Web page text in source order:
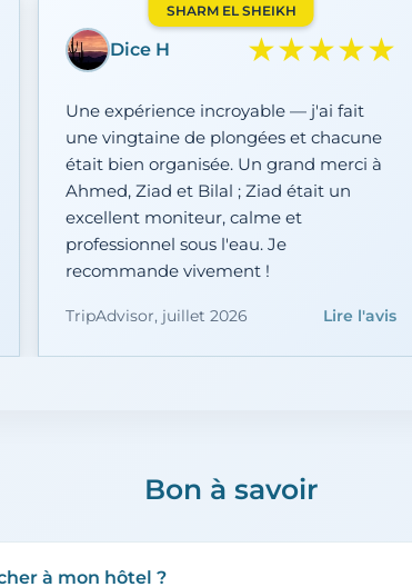
SHARM EL SHEIKH
Liv S ★★★★★
Ça vaut chaque centime pour la
journée complète. Deux arrêts
snorkeling et une sortie à White Island,
et tout le personnel était si arrangeant
et drôle — on s'est senti en toute
sécurité. Ils ont même surpris ma
cousine avec un gâteau pour ses 18 ans.